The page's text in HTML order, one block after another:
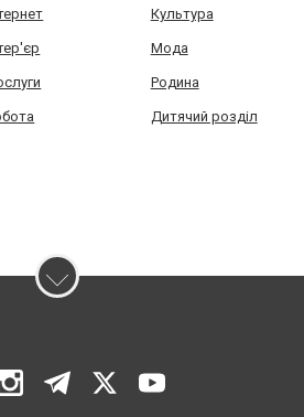
Культура
Мода
Родина
Дитячий розділ